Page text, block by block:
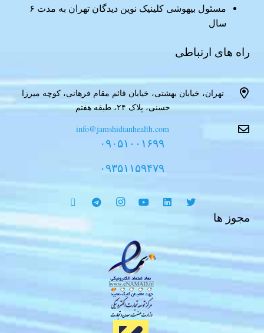
مسئول بیهوشی کلینیک نوین دیدگان تهران به مدت ۶
سال
راه های ارتباطی
تهران، خیابان بهشتی، خیابان قائم مقام فرهانی، کوچه میرزا
حسنی، پلاک ۲۴، طبقه هفتم
info@jamshidianhealth.com
۰۹۰۵۱۰۰۱۶۹۹
۰۹۳۵۱۱۵۹۴۷۹
مجوز ها